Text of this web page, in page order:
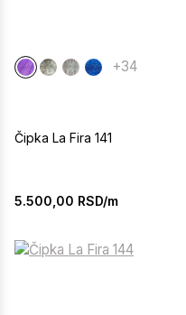
+34
Čipka La Fira 141
5.500,00 RSD/m